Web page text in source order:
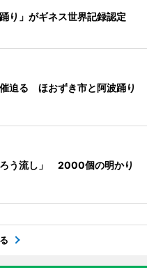
り」がギネス世界記録認定
催迫る ほおずき市と阿波踊り
う流し」 2000個の明かり